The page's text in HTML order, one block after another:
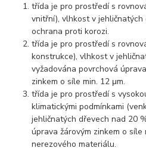
třída je pro prostředí s
vnitřní), vlhkost v
ochrana proti korozi.
třída je pro prostředí s
konstrukce), vlhkost v
vyžadována povrchová
zinkem o síle min. 12 μm.
třída je pro prostředí s
klimatickými podmínkami
jehličnatých dřevech nad 20
úprava žárovým zinkem o
nerezového materiálu.